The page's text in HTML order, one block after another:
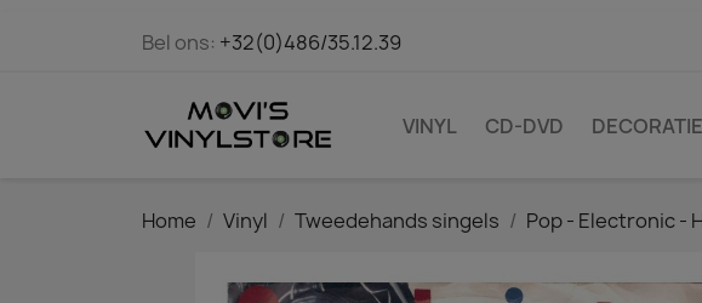
Bel ons: +32(0)486/35.12.39
VINYL CD-DVD DECORATIE
Home Vinyl Tweedehands singels Pop - Electronic -